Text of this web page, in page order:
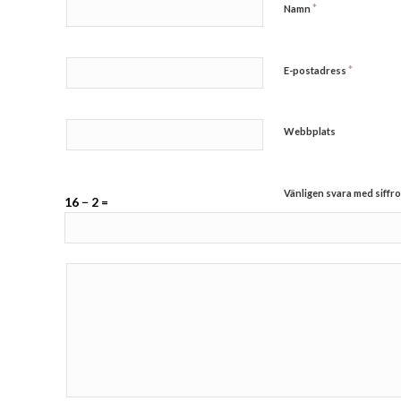
Namn *
E-postadress *
Webbplats
Vänligen svara med
16 − 2 =